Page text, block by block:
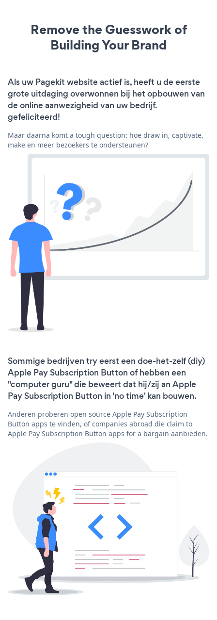
Remove the Guesswork of
Building Your Brand
Als uw Pagekit website actief is, heeft u de eerste
grote uitdaging overwonnen bij het opbouwen van
de online aanwezigheid van uw bedrijf.
gefeliciteerd!
Maar daarna komt a tough question: hoe draw in, captivate,
make en meer bezoekers te ondersteunen?
Sommige bedrijven try eerst een doe-het-zelf (diy)
Apple Pay Subscription Button of hebben een
"computer guru" die beweert dat hij/zij an Apple
Pay Subscription Button in 'no time' kan bouwen.
Anderen proberen open source Apple Pay Subscription
Button apps te vinden, of companies abroad die claim to
Apple Pay Subscription Button apps for a bargain aanbieden.